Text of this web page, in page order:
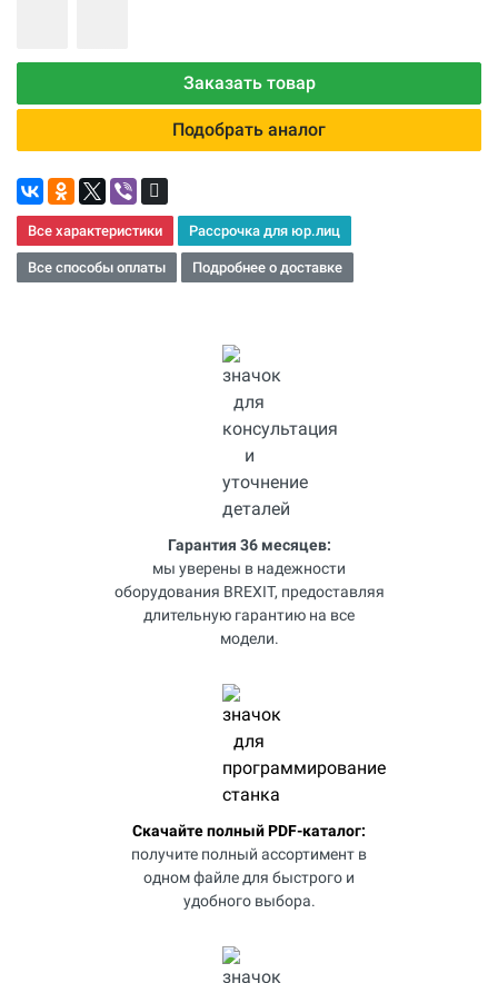
Заказать товар
Подобрать аналог
Все характеристики Рассрочка для юр.лиц
Все способы оплаты Подробнее о доставке
Гарантия 36 месяцев:
мы уверены в надежности
оборудования BREXIT, предоставляя
длительную гарантию на все
модели.
Скачайте полный PDF-каталог:
получите полный ассортимент в
одном файле для быстрого и
удобного выбора.